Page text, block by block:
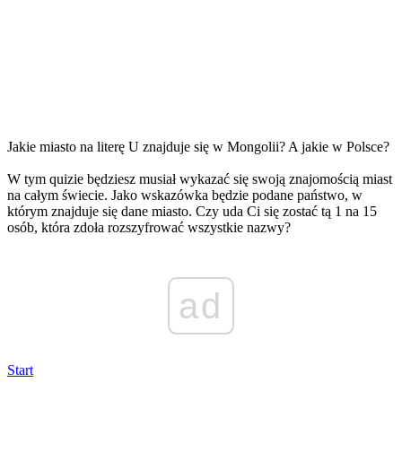
Jakie miasto na literę U znajduje się w Mongolii? A jakie w Polsce?
W tym quizie będziesz musiał wykazać się swoją znajomością miast
na całym świecie. Jako wskazówka będzie podane państwo, w
którym znajduje się dane miasto. Czy uda Ci się zostać tą 1 na 15
osób, która zdoła rozszyfrować wszystkie nazwy?
ad
Start